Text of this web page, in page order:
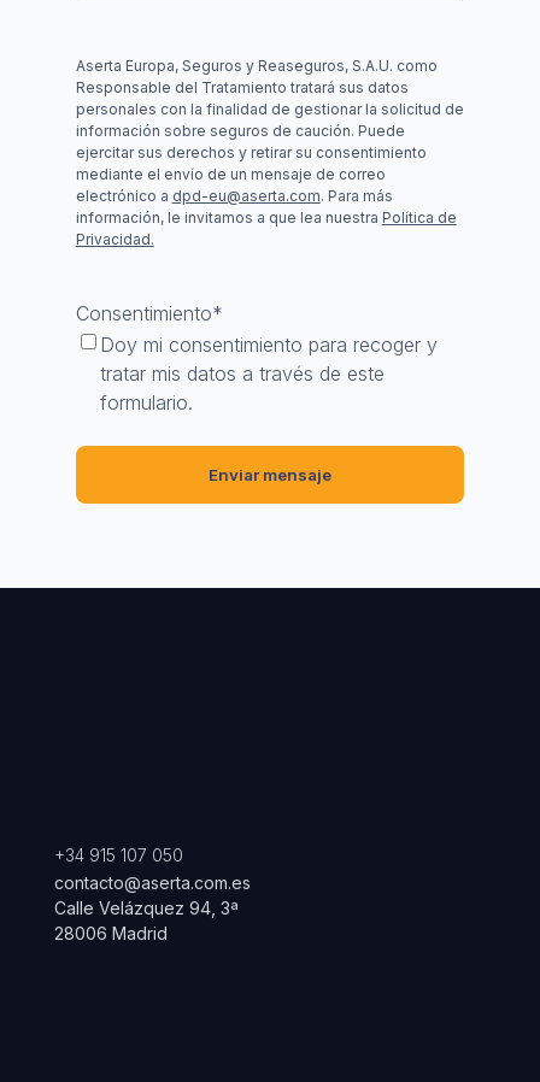
Aserta Europa, Seguros y Reaseguros, S.A.U. como
Responsable del Tratamiento tratará sus datos
personales con la finalidad de gestionar la solicitud de
información sobre seguros de caución. Puede
ejercitar sus derechos y retirar su consentimiento
mediante el envío de un mensaje de correo
electrónico a dpd-eu@aserta.com. Para más
información, le invitamos a que lea nuestra Política de
Privacidad.
Consentimiento*
Doy mi consentimiento para recoger y
tratar mis datos a través de este
formulario.
+34 915 107 050
contacto@aserta.com.es
Calle Velázquez 94, 3ª
28006 Madrid